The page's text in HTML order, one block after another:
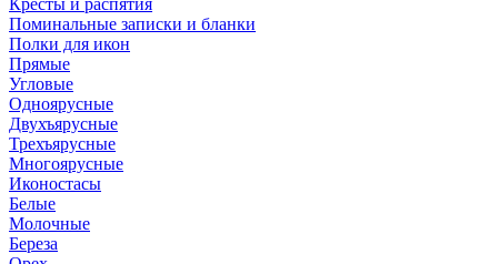
Кресты и распятия
Поминальные записки и бланки
Полки для икон
Прямые
Угловые
Одноярусные
Двухъярусные
Трехъярусные
Многоярусные
Иконостасы
Белые
Молочные
Береза